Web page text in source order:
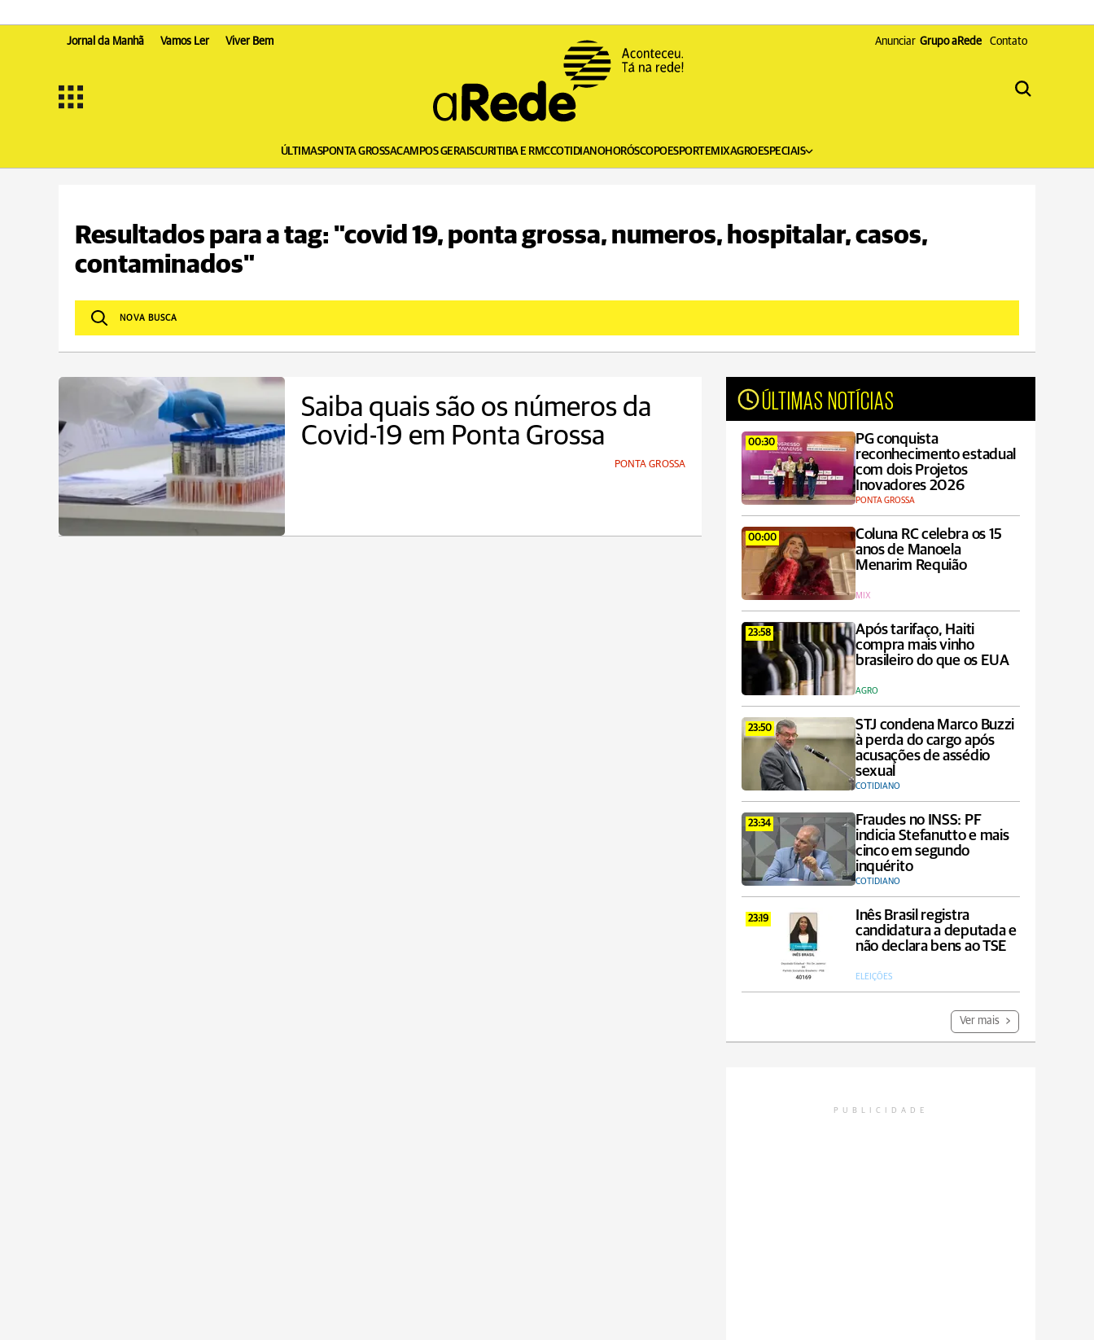
Jornal da Manhã Vamos Ler Viver Bem Anunciar Grupo aRede Contato
ÚLTIMASPONTA GROSSACAMPOS GERAISCURITIBA E RMCCOTIDIANOHORÓSCOPOESPORTEMIXAGROESPECIAIS
Resultados para a tag: "covid 19, ponta grossa, numeros, hospitalar, casos,
contaminados"
Saiba quais são os números da
Covid-19 em Ponta Grossa
PONTA GROSSA
ÚLTIMAS NOTÍCIAS
00:30
PG conquista
reconhecimento estadual
com dois Projetos
Inovadores 2026
PONTA GROSSA
00:00
Coluna RC celebra os 15
anos de Manoela
Menarim Requião
MIX
23:58
Após tarifaço, Haiti
compra mais vinho
brasileiro do que os EUA
AGRO
23:50
STJ condena Marco Buzzi
à perda do cargo após
acusações de assédio
sexual
COTIDIANO
23:34
Fraudes no INSS: PF
indicia Stefanutto e mais
cinco em segundo
inquérito
COTIDIANO
23:19
Inês Brasil registra
candidatura a deputada e
não declara bens ao TSE
ELEIÇÕES
Ver mais
PUBLICIDADE